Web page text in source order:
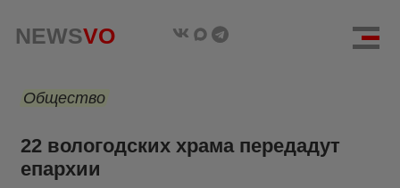
NEWSVO
Общество
22 вологодских храма передадут
епархии